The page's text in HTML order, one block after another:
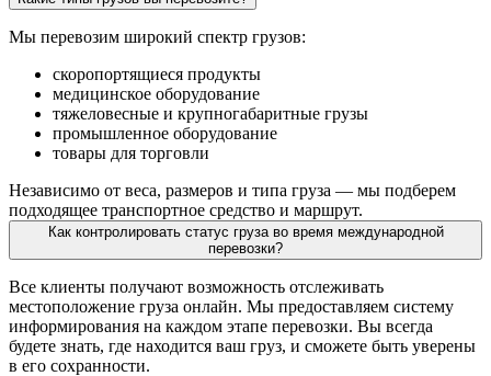
Мы перевозим широкий спектр грузов:
скоропортящиеся продукты
медицинское оборудование
тяжеловесные и крупногабаритные грузы
промышленное оборудование
товары для торговли
Независимо от веса, размеров и типа груза — мы подберем
подходящее транспортное средство и маршрут.
Как контролировать статус груза во время международной
перевозки?
Все клиенты получают возможность отслеживать
местоположение груза онлайн. Мы предоставляем систему
информирования на каждом этапе перевозки. Вы всегда
будете знать, где находится ваш груз, и сможете быть уверены
в его сохранности.